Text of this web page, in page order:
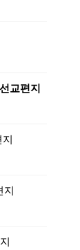
교편지
지